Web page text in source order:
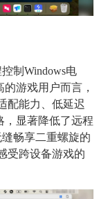
制Windows电
游戏用户而言，
配能力、低延迟
，显著降低了远程
畅享二重螺旋的
受跨设备游戏的